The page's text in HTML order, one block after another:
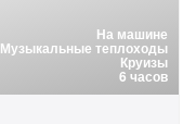
На машине
Музыкальные теплоходы
Круизы
6 часов